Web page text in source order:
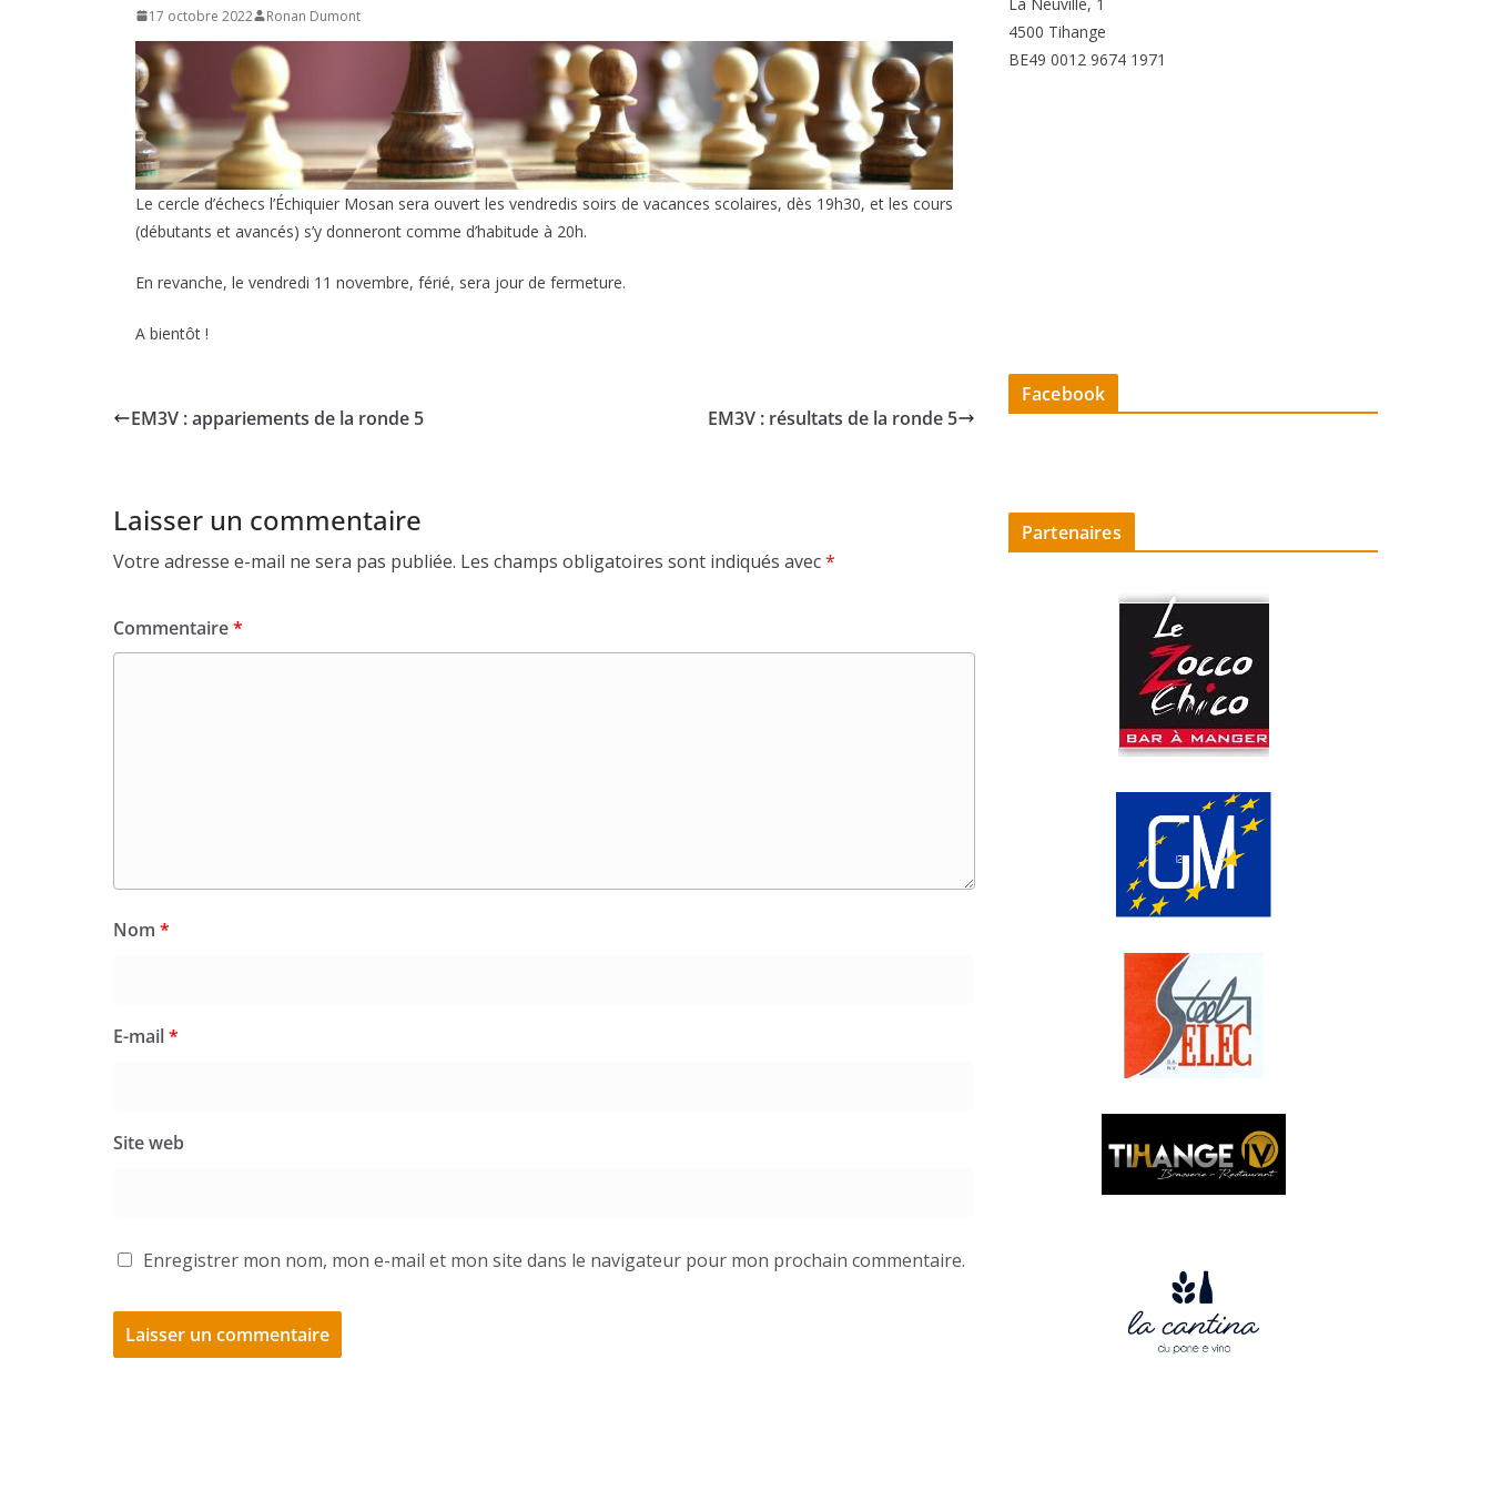
17 octobre 2022 Ronan Dumont
Le cercle d’échecs l’Échiquier Mosan sera ouvert les vendredis soirs de vacances scolaires, dès 19h30, et les cours
(débutants et avancés) s’y donneront comme d’habitude à 20h.
En revanche, le vendredi 11 novembre, férié, sera jour de fermeture.
A bientôt !
EM3V : appariements de la ronde 5 EM3V : résultats de la ronde 5
Laisser un commentaire
Votre adresse e-mail ne sera pas publiée. Les champs obligatoires sont indiqués avec*
Commentaire*
Nom *
E-mail*
Site web
Enregistrer mon nom, mon e-mail et mon site dans le navigateur pour mon prochain commentaire.
4500 Tihange
BE49 0012 9674 1971
Facebook
Partenaires